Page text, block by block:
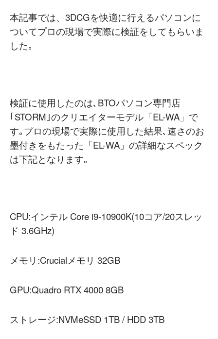
本記事では、3DCGを快適に行えるパソコンに
ついてプロの現場で実際に検証をしてもらいま
した｡
検証に使用したのは､BTOパソコン専門店
｢STORM｣のクリエイターモデル「EL-WA」で
す｡プロの現場で実際に使用した結果､速さのお
墨付きをもたった「EL-WA」の詳細なスペック
は下記となります｡
CPU:インテル Core i9-10900K(10コア/20スレッ
ド 3.6GHz)
メモリ:Crucialメモリ 32GB
GPU:Quadro RTX 4000 8GB
ストレージ:NVMeSSD 1TB / HDD 3TB